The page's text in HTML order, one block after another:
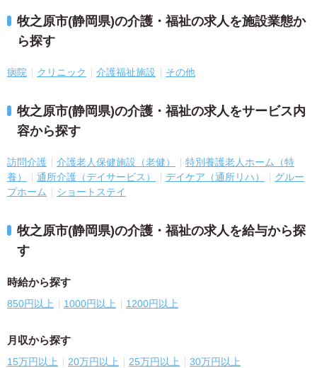
牧之原市(静岡県)の介護・福祉の求人を施設業態か
ら探す
病院 クリニック 介護福祉施設 その他
牧之原市(静岡県)の介護・福祉の求人をサービス内
容から探す
訪問介護 介護老人保健施設（老健）
特別養護老人ホーム（特
養）
通所介護（デイサービス） デイケア（通所リハ）
グルー
プホーム
ショートステイ
牧之原市(静岡県)の介護・福祉の求人を給与から探
す
時給から探す
850円以上 1000円以上 1200円以上
月収から探す
15万円以上 20万円以上 25万円以上 30万円以上